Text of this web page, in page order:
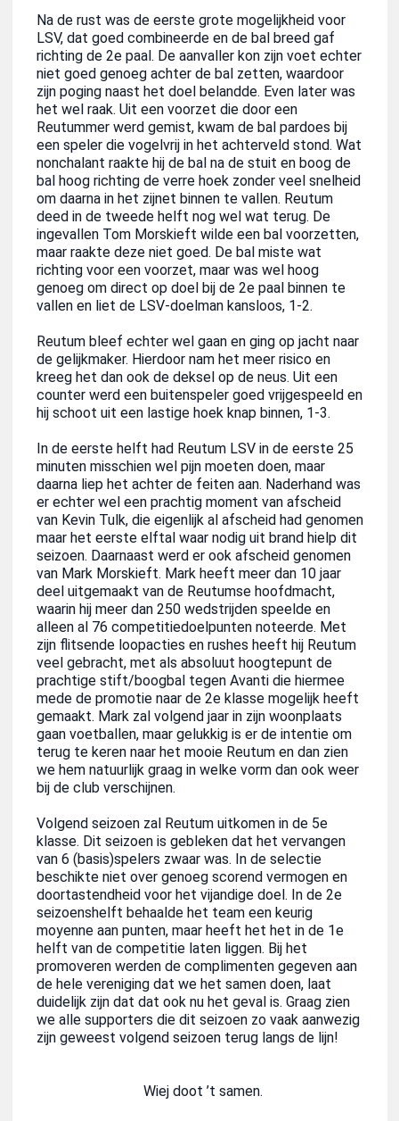
Na de rust was de eerste grote mogelijkheid voor
LSV, dat goed combineerde en de bal breed gaf
richting de 2e paal. De aanvaller kon zijn voet echter
niet goed genoeg achter de bal zetten, waardoor
zijn poging naast het doel belandde. Even later was
het wel raak. Uit een voorzet die door een
Reutummer werd gemist, kwam de bal pardoes bij
een speler die vogelvrij in het achterveld stond. Wat
nonchalant raakte hij de bal na de stuit en boog de
bal hoog richting de verre hoek zonder veel snelheid
om daarna in het zijnet binnen te vallen. Reutum
deed in de tweede helft nog wel wat terug. De
ingevallen Tom Morskieft wilde een bal voorzetten,
maar raakte deze niet goed. De bal miste wat
richting voor een voorzet, maar was wel hoog
genoeg om direct op doel bij de 2e paal binnen te
vallen en liet de LSV-doelman kansloos, 1-2.
Reutum bleef echter wel gaan en ging op jacht naar
de gelijkmaker. Hierdoor nam het meer risico en
kreeg het dan ook de deksel op de neus. Uit een
counter werd een buitenspeler goed vrijgespeeld en
hij schoot uit een lastige hoek knap binnen, 1-3.
In de eerste helft had Reutum LSV in de eerste 25
minuten misschien wel pijn moeten doen, maar
daarna liep het achter de feiten aan. Naderhand was
er echter wel een prachtig moment van afscheid
van Kevin Tulk, die eigenlijk al afscheid had genomen
maar het eerste elftal waar nodig uit brand hielp dit
seizoen. Daarnaast werd er ook afscheid genomen
van Mark Morskieft. Mark heeft meer dan 10 jaar
deel uitgemaakt van de Reutumse hoofdmacht,
waarin hij meer dan 250 wedstrijden speelde en
alleen al 76 competitiedoelpunten noteerde. Met
zijn flitsende loopacties en rushes heeft hij Reutum
veel gebracht, met als absoluut hoogtepunt de
prachtige stift/boogbal tegen Avanti die hiermee
mede de promotie naar de 2e klasse mogelijk heeft
gemaakt. Mark zal volgend jaar in zijn woonplaats
gaan voetballen, maar gelukkig is er de intentie om
terug te keren naar het mooie Reutum en dan zien
we hem natuurlijk graag in welke vorm dan ook weer
bij de club verschijnen.
Volgend seizoen zal Reutum uitkomen in de 5e
klasse. Dit seizoen is gebleken dat het vervangen
van 6 (basis)spelers zwaar was. In de selectie
beschikte niet over genoeg scorend vermogen en
doortastendheid voor het vijandige doel. In de 2e
seizoenshelft behaalde het team een keurig
moyenne aan punten, maar heeft het het in de 1e
helft van de competitie laten liggen. Bij het
promoveren werden de complimenten gegeven aan
de hele vereniging dat we het samen doen, laat
duidelijk zijn dat dat ook nu het geval is. Graag zien
we alle supporters die dit seizoen zo vaak aanwezig
zijn geweest volgend seizoen terug langs de lijn!
Wiej doot ’t samen.